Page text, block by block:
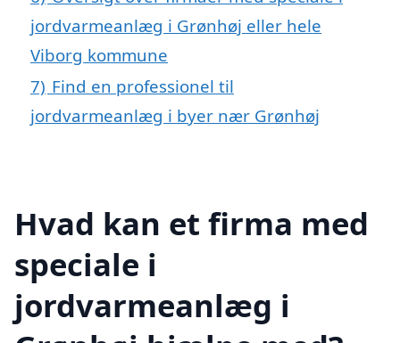
jordvarmeanlæg i Grønhøj eller hele
Viborg kommune
7) Find en professionel til
jordvarmeanlæg i byer nær Grønhøj
Hvad kan et firma med
speciale i
jordvarmeanlæg i